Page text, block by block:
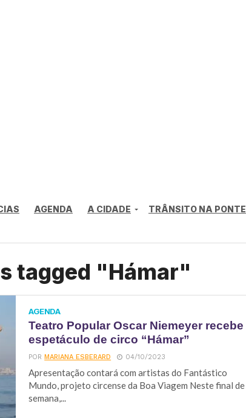
AGENDA A CIDADE TRÂNSITO NA PONTE
tagged "Hámar"
AGENDA
Teatro Popular Oscar Niemeyer recebe
espetáculo de circo “Hámar”
PORMARIANA ESBERARD 04/10/2023
Apresentação contará com artistas do Fantástico
Mundo, projeto circense da Boa Viagem Neste final de
semana,...